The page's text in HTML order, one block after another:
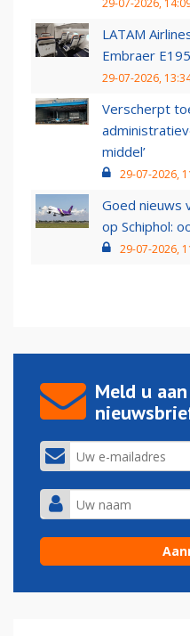
29-07-2026,
LATAM
Embraer
29-07-2026,
Verscherpt
middel’
29-07-2026,
Goed nieuws
op Schiphol:
29-07-2026,
Meld u